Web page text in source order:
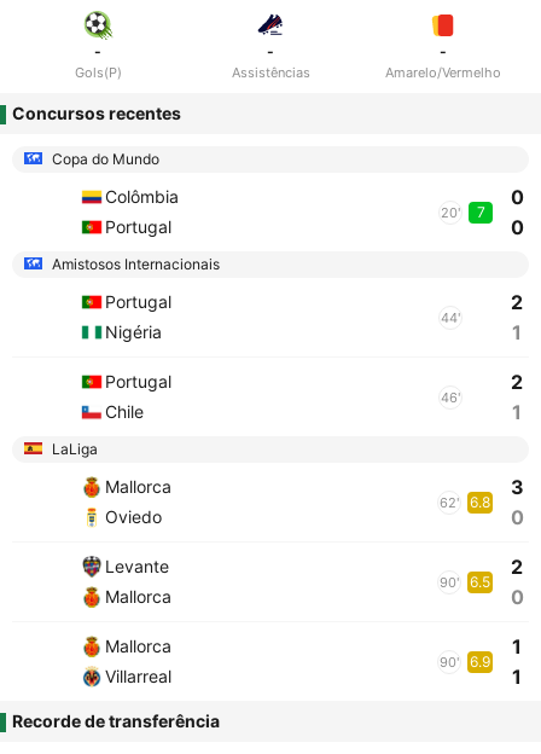
-
Gols(P)
-
Assistências
-
Amarelo/Vermelho
Concursos recentes
Copa do Mundo
Colômbia
Portugal
20' 7
0
0
Amistosos Internacionais
Portugal
Nigéria
44'
2
1
Portugal
Chile
46'
2
1
LaLiga
Mallorca
Oviedo
62' 6.8
3
0
Levante
Mallorca
90' 6.5
2
0
Mallorca
Villarreal
90' 6.9
1
1
Recorde de transferência